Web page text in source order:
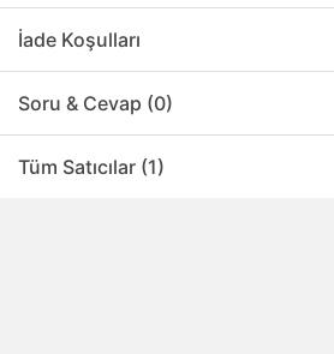
İade Koşulları
Soru & Cevap (0)
Tüm Satıcılar (1)